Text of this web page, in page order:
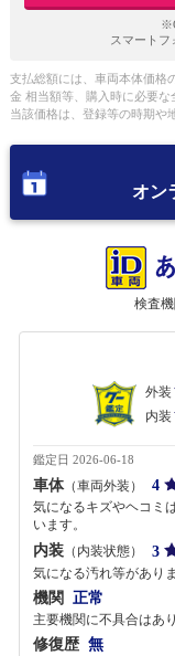
スマートフ
支払総額には、車両本体価格
金 相当額等、購入時に必要な
当該価格は、登録等の時期や
オン
検査
外装
内装
鑑定日 2026-06-18
車体（車両外装） 4
気になるキズやヘコミ
います。
内装 （内装状態） 3
気になる汚れ等がありま
機関 正常
主要機関に不具合はあ
修復歴 無